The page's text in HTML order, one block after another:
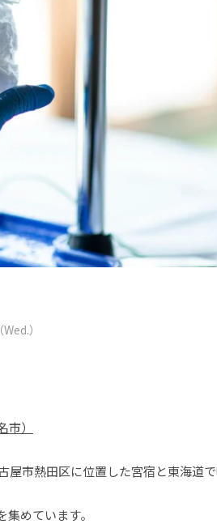
（Wed.）
）
市熱田区に位置した宮宿と東海道
めています。